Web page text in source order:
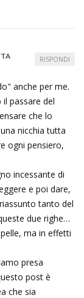
anche per me.
passare del
che lo
nicchia tutta
ogni pensiero,
incessante di
e poi dare,
tanto del
due righe…
ma in effetti
presa
post è
che sia
RISPONDI